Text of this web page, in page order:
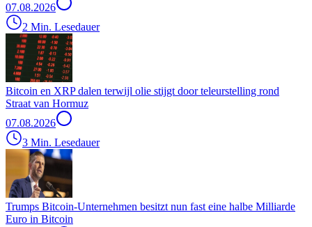
07.08.2026
2 Min. Lesedauer
Bitcoin en XRP dalen terwijl olie stijgt door teleurstelling rond
Straat van Hormuz
07.08.2026
3 Min. Lesedauer
Trumps Bitcoin-Unternehmen besitzt nun fast eine halbe Milliarde
Euro in Bitcoin